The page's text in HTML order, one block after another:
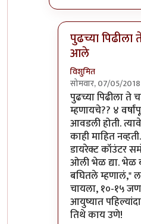
पुढच्या पिढीला
आले
विशुमित
सोमवार, 07/05/
In reply to
पुढच्या पिढीला ते
म्हणायचे?? ४
आवडली होती.
काही माहित
डायरेक्ट कॉउंटर
ओली भेळ द्या. भेळ
बघितले म्हणालं,"
चायला, १०-१५
आयुष्यात
तिथे काय उणे!